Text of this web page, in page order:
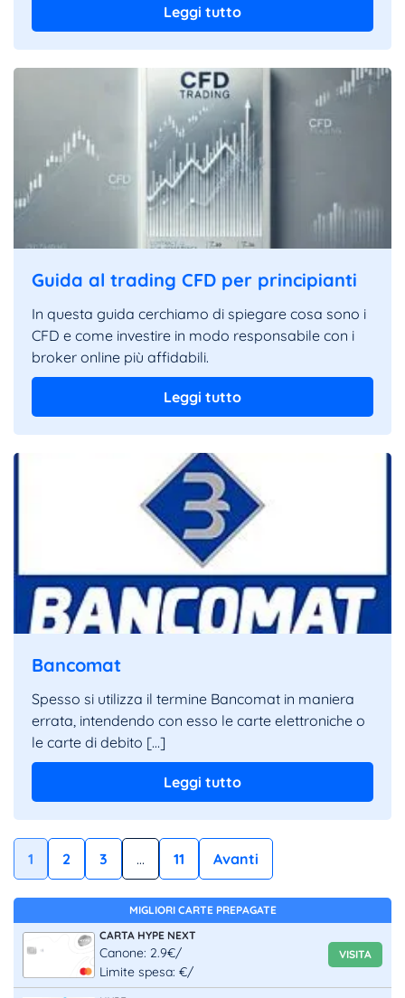
Leggi tutto
Guida al trading CFD per principianti
In questa guida cerchiamo di spiegare cosa sono i
CFD e come investire in modo responsabile con i
broker online più affidabili.
Leggi tutto
Bancomat
Spesso si utilizza il termine Bancomat in maniera
errata, intendendo con esso le carte elettroniche o
le carte di debito […]
Leggi tutto
1 2 3 … 11 Avanti
MIGLIORI CARTE PREPAGATE
CARTA HYPE NEXT
Canone: 2.9€/
Limite spesa: €/
VISITA